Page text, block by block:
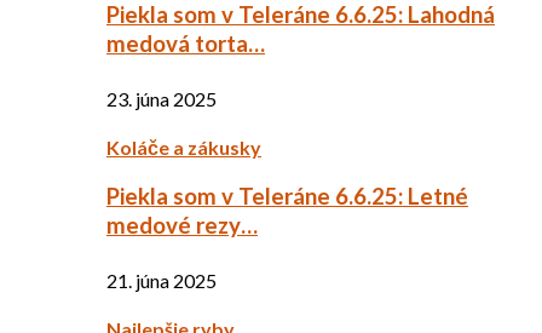
Piekla som v Teleráne 6.6.25: Lahodná
medová torta…
23. júna 2025
Koláče a zákusky
Piekla som v Teleráne 6.6.25: Letné
medové rezy…
21. júna 2025
Najlepšie ryby